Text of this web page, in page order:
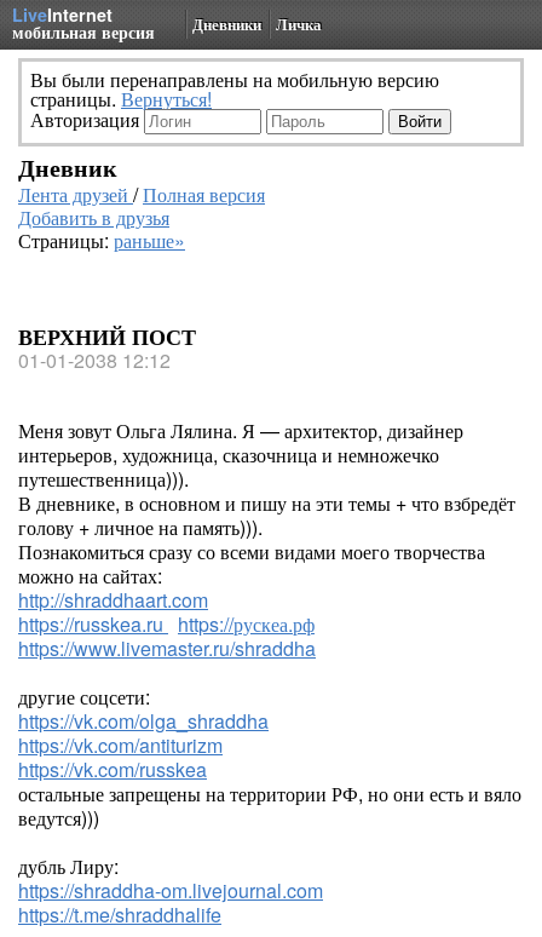
LiveInternet
мобильная версия Дневники Личка
Вы были перенаправлены на мобильную версию
страницы. Вернуться!
Авторизация
Дневник
Лента друзей /Полная версия
Добавить в друзья
Страницы: раньше»
ВЕРХНИЙ ПОСТ
01-01-2038 12:12
Меня зовут Ольга Лялина. Я — архитектор, дизайнер
интерьеров, художница, сказочница и немножечко
путешественница))).
В дневнике, в основном и пишу на эти темы + что взбредёт
голову + личное на память))).
Познакомиться сразу со всеми видами моего творчества
можно на сайтах:
http://shraddhaart.com
https://russkea.ru
https://рускеа.рф
https://www.livemaster.ru/shraddha
другие соцсети:
https://vk.com/olga_shraddha
https://vk.com/antiturizm
https://vk.com/russkea
остальные запрещены на территории РФ, но они есть и вяло
ведутся)))
дубль Лиру:
https://shraddha-om.livejournal.com
https://t.me/shraddhalife